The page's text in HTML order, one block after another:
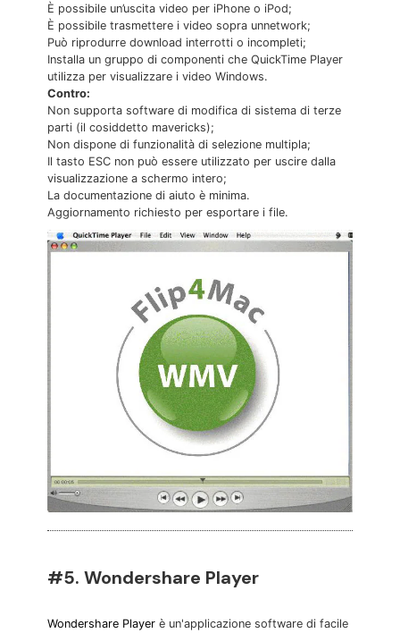
È possibile un’uscita video per iPhone o iPod;
È possibile trasmettere i video sopra unnetwork;
Può riprodurre download interrotti o incompleti;
Installa un gruppo di componenti che QuickTime Player
utilizza per visualizzare i video Windows.
Contro:
Non supporta software di modifica di sistema di terze
parti (il cosiddetto mavericks);
Non dispone di funzionalità di selezione multipla;
Il tasto ESC non può essere utilizzato per uscire dalla
visualizzazione a schermo intero;
La documentazione di aiuto è minima.
Aggiornamento richiesto per esportare i file.
#5. Wondershare Player
Wondershare Player è un'applicazione software di facile